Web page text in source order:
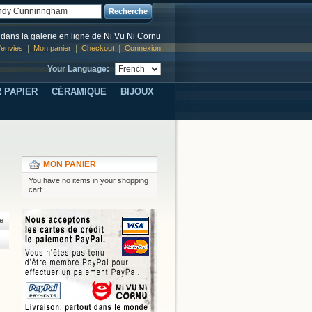
Recherche
la galerie en ligne de Ni Vu Ni Cornu
Mon panier Checkout Connexion
Your Language:
PAPIER CÉRAMIQUE BIJOUX
MON PANIER
You have no items in your shopping
cart.